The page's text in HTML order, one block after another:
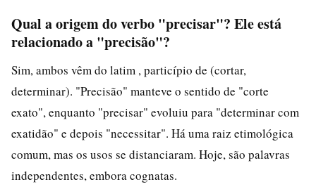
Qual a origem do verbo "precisar"? Ele está
relacionado a "precisão"?
Sim, ambos vêm do latim , particípio de (cortar,
determinar). "Precisão" manteve o sentido de "corte
exato", enquanto "precisar" evoluiu para "determinar com
exatidão" e depois "necessitar". Há uma raiz etimológica
comum, mas os usos se distanciaram. Hoje, são palavras
independentes, embora cognatas.